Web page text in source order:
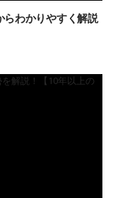
らわかりやすく解説